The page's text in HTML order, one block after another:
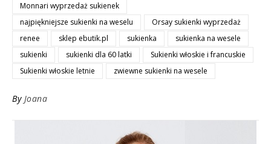
Monnari wyprzedaż sukienek
najpiękniejsze sukienki na weselu
Orsay sukienki wyprzedaż
renee
sklep ebutik.pl sukienka
sukienka na wesele
sukienki
sukienki dla 60 latki
Sukienki włoskie i francuskie
Sukienki włoskie letnie
zwiewne sukienki na wesele
By Joana